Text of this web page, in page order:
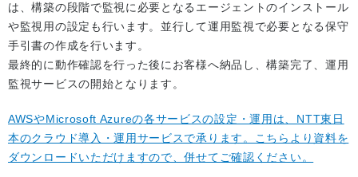
は、構築の段階で監視に必要となるエージェントのインストール
や監視用の設定も行います。並行して運用監視で必要となる保守
手引書の作成を行います。
最終的に動作確認を行った後にお客様へ納品し、構築完了、運用
監視サービスの開始となります。
AWSやMicrosoft Azureの各サービスの設定・運用は、NTT東日
本のクラウド導入・運用サービスで承ります。こちらより資料を
ダウンロードいただけますので、併せてご確認ください。